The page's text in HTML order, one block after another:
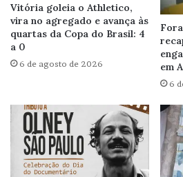
Vitória goleia o Athletico,
vira no agregado e avança às
quartas da Copa do Brasil: 4
a 0
6 de agosto de 2026
em
6